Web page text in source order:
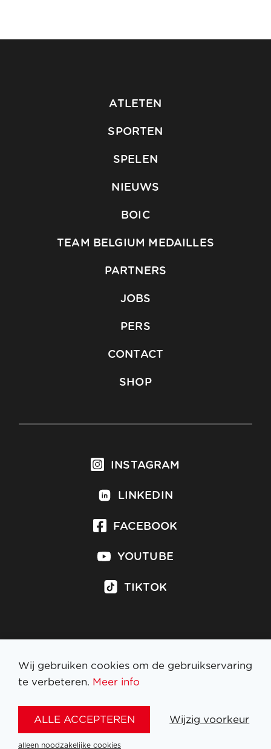
ATLETEN
SPORTEN
SPELEN
NIEUWS
BOIC
TEAM BELGIUM MEDAILLES
PARTNERS
JOBS
PERS
CONTACT
SHOP
INSTAGRAM
LINKEDIN
FACEBOOK
YOUTUBE
TIKTOK
Inschrijven op nieuwsbrief
Wij gebruiken cookies om de gebruikservaring
te verbeteren. Meer info
ALLE ACCEPTEREN Wijzig voorkeur
alleen noodzakelijke cookies